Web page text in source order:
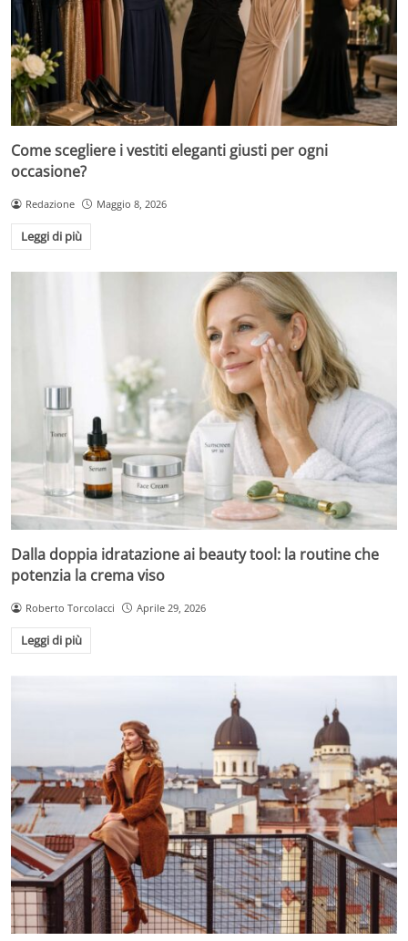
Come scegliere i vestiti eleganti giusti per ogni
occasione?
Redazione Maggio 8, 2026
Leggi di più
Dalla doppia idratazione ai beauty tool: la routine che
potenzia la crema viso
Roberto Torcolacci Aprile 29, 2026
Leggi di più